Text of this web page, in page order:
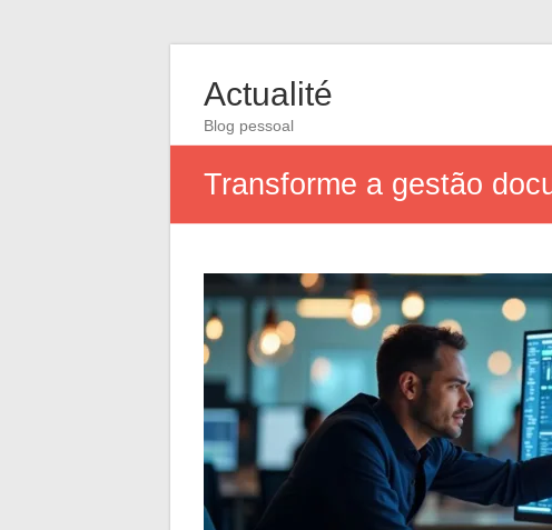
Actualité
Blog pessoal
Transforme a gestão